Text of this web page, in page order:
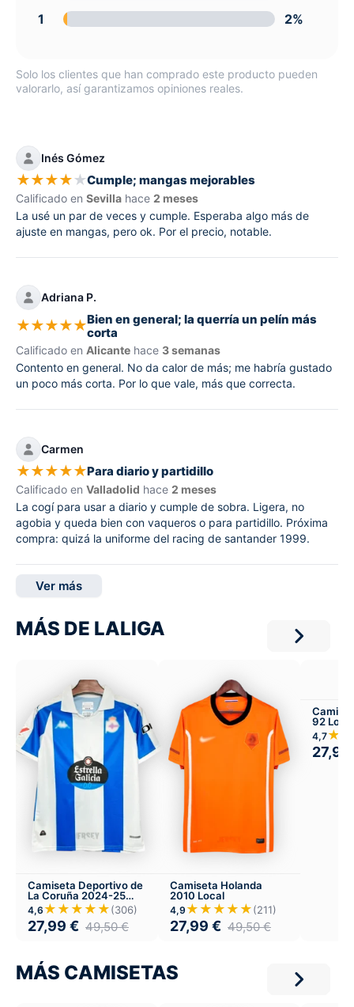
1
2%
Solo los clientes que han comprado este producto pueden
valorarlo, así garantizamos opiniones reales.
Inés Gómez
★★★★★Cumple; mangas mejorables
Calificado en Sevilla hace 2 meses
La usé un par de veces y cumple. Esperaba algo más de
ajuste en mangas, pero ok. Por el precio, notable.
Adriana P.
★★★★★Bien en general; la querría un pelín más
corta
Calificado en Alicante hace 3 semanas
Contento en general. No da calor de más; me habría gustado
un poco más corta. Por lo que vale, más que correcta.
Carmen
★★★★★Para diario y partidillo
Calificado en Valladolid hace 2 meses
La cogí para usar a diario y cumple de sobra. Ligera, no
agobia y queda bien con vaqueros o para partidillo. Próxima
compra: quizá la uniforme del racing de santander 1999.
Ver más
MÁS DE LALIGA
Camiseta Deportivo de
La Coruña 2024-25
Local
4,6 ★★★★★(306)
27,99 € 49,50€
Camiseta Holanda
2010 Local
4,9 ★★★★★(211)
27,99 € 49,50€
92 Local
4,7
27,99
MÁS CAMISETAS